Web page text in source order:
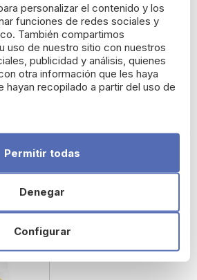
frente al sol, además de una verdadera
antes de la exposición solar. Reaplicar
consulta a nuestros
personalizar el contenido y los
funciones de redes sociales y
También compartimos
uso de nuestro sitio con nuestros
publicidad y análisis, quienes
otra información que les haya
hayan recopilado a partir del uso de
Configurar
Denegar
Permitir todas